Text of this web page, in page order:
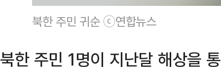
북한 주민 귀순 ⓒ연합뉴스
북한 주민 1명이 지난달 해상을